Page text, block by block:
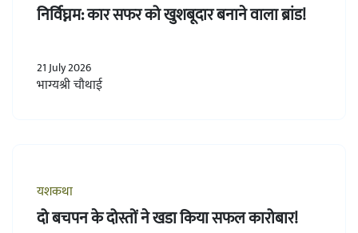
निर्विघ्नम: कार सफर को खुशबूदार बनाने वाला ब्रांड!
21 July 2026
भाग्यश्री चौथाई
यशकथा
दो बचपन के दोस्तों ने खडा किया सफल कारोबार!